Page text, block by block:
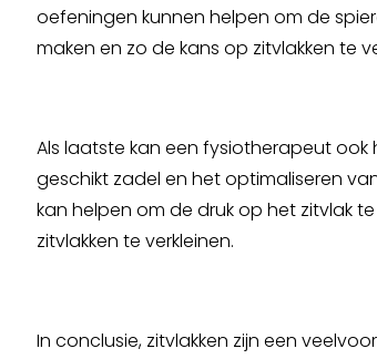
oefeningen kunnen helpen om de
maken en zo de kans op zitvlakken te
Als laatste kan een fysiotherapeut ook
geschikt zadel en het optimaliseren
kan helpen om de druk op het zitvlak
zitvlakken te verkleinen.
In conclusie, zitvlakken zijn een